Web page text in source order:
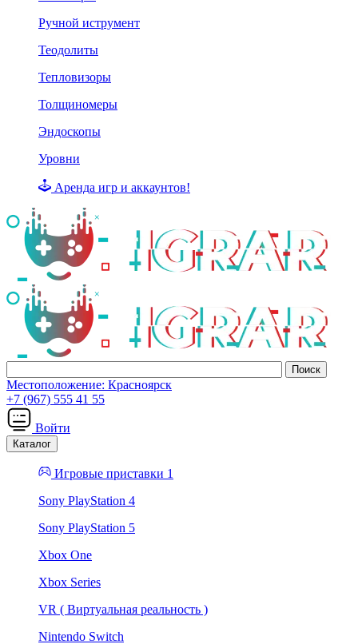
Ручной иструмент
Теодолиты
Тепловизоры
Толщиномеры
Эндоскопы
Уровни
Аренда игр и аккаунтов!
Местоположение: Красноярск
+7 (967) 555 41 55
Войти
Каталог
Игровые приставки 1
Sony PlayStation 4
Sony PlayStation 5
Xbox One
Xbox Series
VR ( Виртуальная реальность )
Nintendo Switch